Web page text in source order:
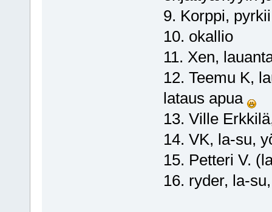
9. Korppi,
10. okallio
11. Xen,
12. Teemu K,
lataus apua
13. Ville
14. VK, la-su,
15. Petteri V.
16. ryder, la-